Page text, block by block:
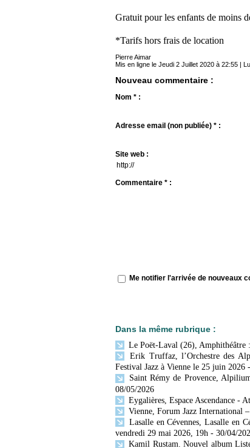
Gratuit pour les enfants de moins
*Tarifs hors frais de location
Pierre Aimar
Mis en ligne le Jeudi 2 Juillet 2020 à 22:55 |
Nouveau commentaire :
Nom * :
Adresse email (non publiée) * :
Site web :
Commentaire * :
Me notifier l'arrivée de nouveaux
Dans la même rubrique :
Le Poët-Laval (26), Amphithéâtre
Erik Truffaz, l’Orchestre des
Festival Jazz à Vienne le 25 juin 2026
Saint Rémy de Provence,
08/05/2026
Eygalières, Espace Ascendance -
Vienne, Forum Jazz International
Lasalle en Cévennes, Lasalle en
vendredi 29 mai 2026, 19h - 30/04/
Kamil Rustam. Nouvel album